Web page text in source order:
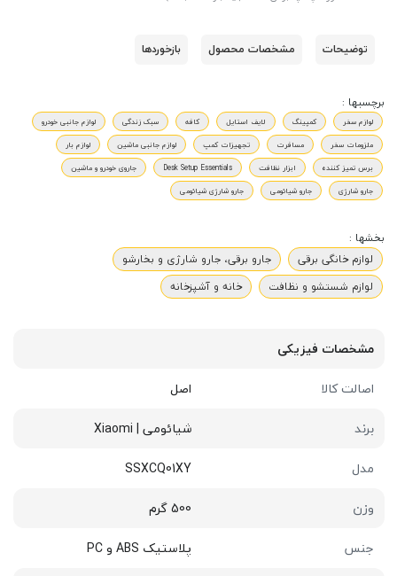
توضیحات مشخصات محصول بازخوردها
برچسبها :
لوازم سفر کمپینگ لایف استایل کافه سبک زندگی
لوازم جانبی خودرو
ملزومات سفر
مسافرت تجهیزات کمپ لوازم جانبی ماشین
لوازم بار
برس تمیز کننده
ابزار نظافت Desk Setup Essentials
جاروی خودرو و ماشین
جارو شارژی
جارو شیائومی جارو شارژی شیائومی
بخشها :
لوازم خانگی برقی
جارو برقی، جارو شارژی و بخارشو
لوازم شستشو و نظافت
خانه و آشپزخانه
مشخصات فیزیکی
اصالت کالا
اصل
برند
شیائومی | Xiaomi
مدل
SSXCQ01XY
وزن
500 گرم
جنس
پلاستیک ABS و PC